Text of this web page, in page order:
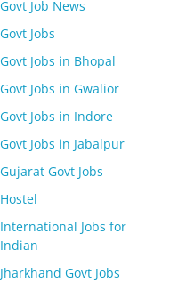
Govt Job News
Govt Jobs
Govt Jobs in Bhopal
Govt Jobs in Gwalior
Govt Jobs in Indore
Govt Jobs in Jabalpur
Gujarat Govt Jobs
Hostel
International Jobs for
Indian
Jharkhand Govt Jobs